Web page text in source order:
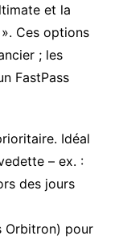
et la
Ces options
; les
FastPass
Idéal
– ex. :
des jours
Orbitron) pour